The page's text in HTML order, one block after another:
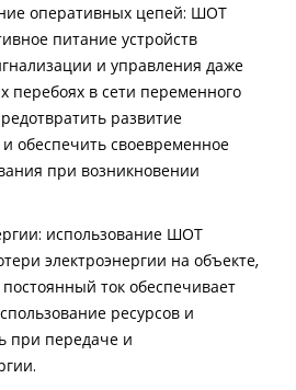
оперативных цепей: ШОТ
питание устройств
и управления даже
перебоях в сети переменного
развитие
обеспечить своевременное
при возникновении
использование ШОТ
электроэнергии на объекте,
ток обеспечивает
ресурсов и
при передаче и